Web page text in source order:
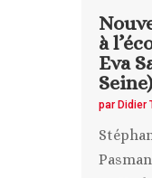
à
Eva
par Didier